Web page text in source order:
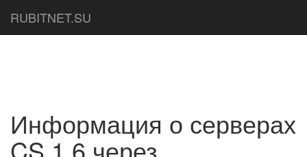
RUBITNET.SU
Информация о серверах
CS 1.6 через